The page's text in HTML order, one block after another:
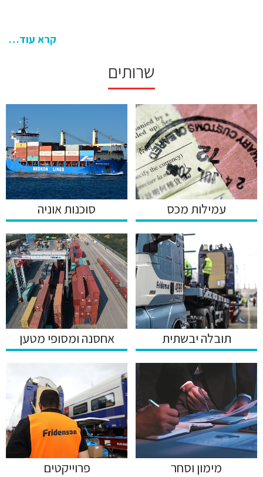
קרא עוד…
שרותים
עמילות מכס סוכנות אוניה
תובלה יבשתית אחסנה ומסופי מטען
מימון וסחר פרוייקטים